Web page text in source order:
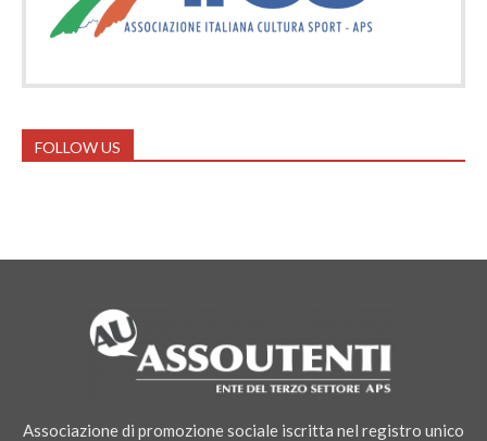
FOLLOW US
Associazione di promozione sociale iscritta nel registro unico